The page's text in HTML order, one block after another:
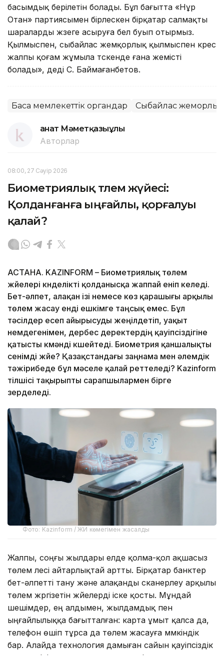
басымдық берілетін болады. Бұл бағытта «Нұр
Отан» партиясымен бірлескен бірқатар салмақты
шараларды жүзеге асыруға бел буып отырмыз.
Қылмыспен, сыбайлас жемқорлық қылмыспен күрес
жалпы қоғам жұмыла түскенде ғана жемісті
болады», деді С. Баймағанбетов.
Басқа мемлекеттік органдар Сыбайлас
Қанат Мәметқазыұлы
Авторлар
08:00, 27 Сәуір 2026
Биометриялық төлем жүйесі:
Қолданғанға ыңғайлы, қорғалуы
қалай?
АСТАНА. KAZINFORM – Биометриялық төлем
жүйелері күнделікті қолданысқа жаппай еніп келеді.
Бет-әлпет, алақан ізі немесе көз қарашығы арқылы
төлем жасау енді ешкімге таңсық емес. Бұл
тәсілдер есеп айырысуды жеңілдетіп, уақыт
үнемдегенімен, дербес деректердің қауіпсіздігіне
қатысты күмәнді күшейтеді. Биометрия қаншалықты
сенімді жүйе? Қазақстандағы заңнама мен әлемдік
тәжірибеде бұл мәселе қалай реттеледі? Kazinform
тілшісі тақырыпты сарапшылармен бірге
зерделеді.
Фото: Kazinform / ЖИ көмегімен жасалды
Жалпы, соңғы жылдары елде қолма-қол ақшасыз
төлем үлесі айтарлықтай артты. Бірқатар банктер
бет-әлпетті тану және алақанды сканерлеу арқылы
төлем жүргізетін жүйелерді іске қосты. Мұндай
шешімдер, ең алдымен, жылдамдық пен
ыңғайлылыққа бағытталған: карта ұмыт қалса да,
телефон өшіп тұрса да төлем жасауға мүмкіндік
бар. Алайда технология дамыған сайын қауіпсіздік